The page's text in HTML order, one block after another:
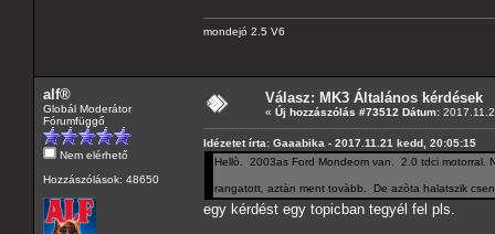
mondejó 2.5 V6
alf®
Globál Moderátor
Fórumfüggő
Nem elérhető
Hozzászólások: 48650
Válasz: MK3 Általános kérdések
« Új hozzászólás #73512 Dátum:
Idézetet írta: Gaaabika - 2017.11.21 kedd, 20:05:15
Hellò. 2003as Ford Mondeom van. 2.0 tdci motorral.
rangatott, aztàn ment tovàbb. De azòta halatszik
egy kérdést egy topicban tegyél fel pls.